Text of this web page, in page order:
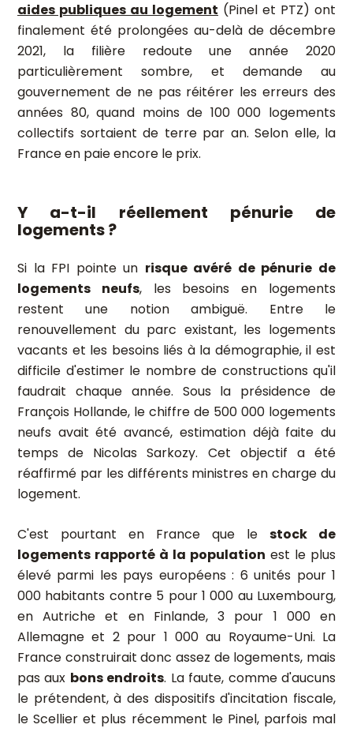
aides publiques au logement (Pinel et PTZ) ont
finalement été prolongées au-delà de décembre
2021, la filière redoute une année 2020
particulièrement sombre, et demande au
gouvernement de ne pas réitérer les erreurs des
années 80, quand moins de 100 000 logements
collectifs sortaient de terre par an. Selon elle, la
France en paie encore le prix.
Y a-t-il réellement pénurie de
logements ?
Si la FPI pointe un risque avéré de pénurie de
logements neufs, les besoins en logements
restent une notion ambiguë. Entre le
renouvellement du parc existant, les logements
vacants et les besoins liés à la démographie, il est
difficile d'estimer le nombre de constructions qu'il
faudrait chaque année. Sous la présidence de
François Hollande, le chiffre de 500 000 logements
neufs avait été avancé, estimation déjà faite du
temps de Nicolas Sarkozy. Cet objectif a été
réaffirmé par les différents ministres en charge du
logement.
C'est pourtant en France que le stock de
logements rapporté à la population est le plus
élevé parmi les pays européens : 6 unités pour 1
000 habitants contre 5 pour 1 000 au Luxembourg,
en Autriche et en Finlande, 3 pour 1 000 en
Allemagne et 2 pour 1 000 au Royaume-Uni. La
France construirait donc assez de logements, mais
pas aux bons endroits. La faute, comme d'aucuns
le prétendent, à des dispositifs d'incitation fiscale,
le Scellier et plus récemment le Pinel, parfois mal